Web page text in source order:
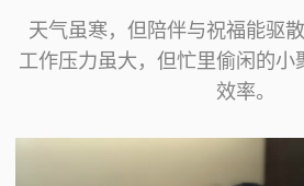
天气虽寒，但陪伴与祝福能驱
工作压力虽大，但忙里偷闲的小
效率。